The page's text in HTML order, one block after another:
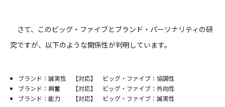
さて、このビッグ・ファイブとブランド・パーソナリティの研
究ですが、以下のような関係性が判明しています。
ブランド：誠実性 【対応】 ビッグ・ファイブ：協調性
ブランド：興奮 【対応】 ビッグ・ファイブ：外向性
ブランド：能力 【対応】 ビッグ・ファイブ：誠実性